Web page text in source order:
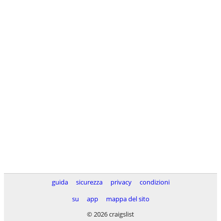
guida sicurezza privacy
condizioni
su
app
mappa del sito
© 2026 craigslist